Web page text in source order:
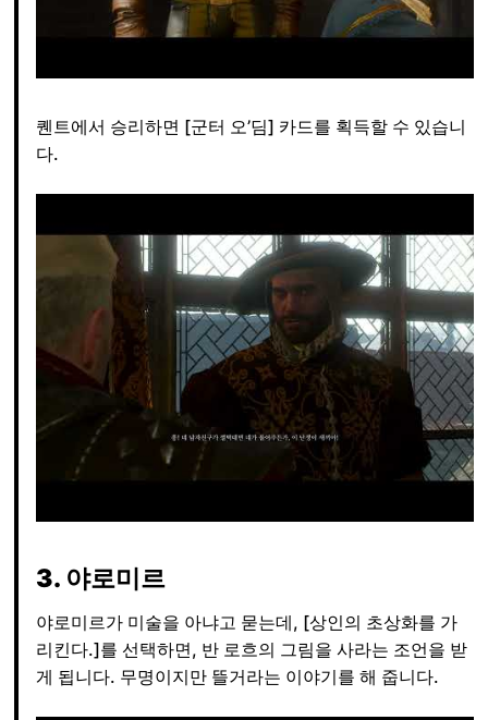
퀜트에서 승리하면 [군터 오’딤] 카드를 획득할 수 있습니
다.
3. 야로미르
야로미르가 미술을 아냐고 묻는데, [상인의 초상화를 가
리킨다.]를 선택하면, 반 로흐의 그림을 사라는 조언을 받
게 됩니다. 무명이지만 뜰거라는 이야기를 해 줍니다.